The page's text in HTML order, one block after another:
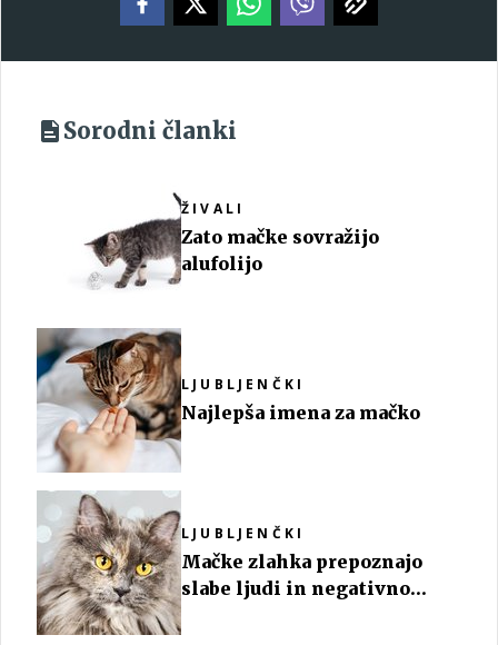
Sorodni članki
ŽIVALI
Zato mačke sovražijo
alufolijo
LJUBLJENČKI
Najlepša imena za mačko
LJUBLJENČKI
Mačke zlahka prepoznajo
slabe ljudi in negativno